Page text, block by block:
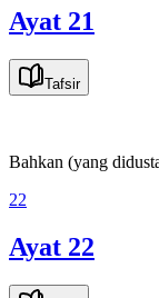
Ayat 21
Tafsir
Bahkan (yang
22
Ayat 22